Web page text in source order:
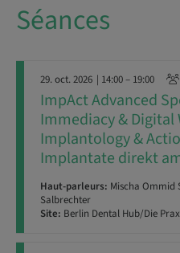
Séances
29. oct. 2026 | 14:00 – 19:00
ImpAct Advanced
Immediacy &
Implantology &
Implantate direkt
Haut-parleurs: Mischa Ommid
Salbrechter
Site: Berlin Dental Hub/Die